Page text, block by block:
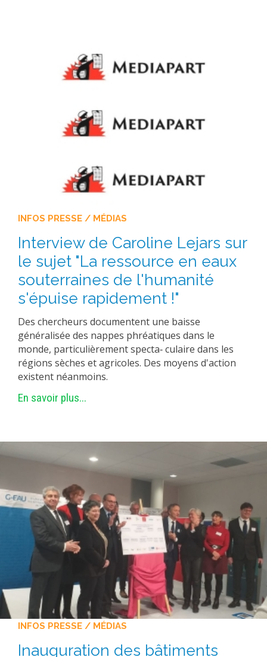
INFOS PRESSE / MÉDIAS
Interview de Caroline Lejars sur
le sujet "La ressource en eaux
souterraines de l'humanité
s'épuise rapidement !"
Des chercheurs documentent une baisse
généralisée des nappes phréatiques dans le
monde, particulièrement specta‐ culaire dans les
régions sèches et agricoles. Des moyens d'action
existent néanmoins.
En savoir plus...
INFOS PRESSE / MÉDIAS
Inauguration des bâtiments